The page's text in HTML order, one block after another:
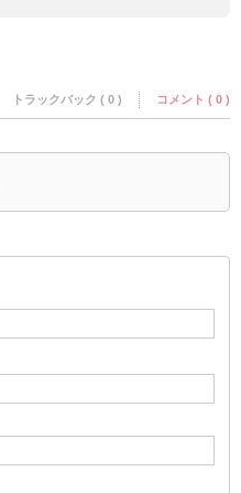
トラックバック ( 0 ) コメント ( 0 )